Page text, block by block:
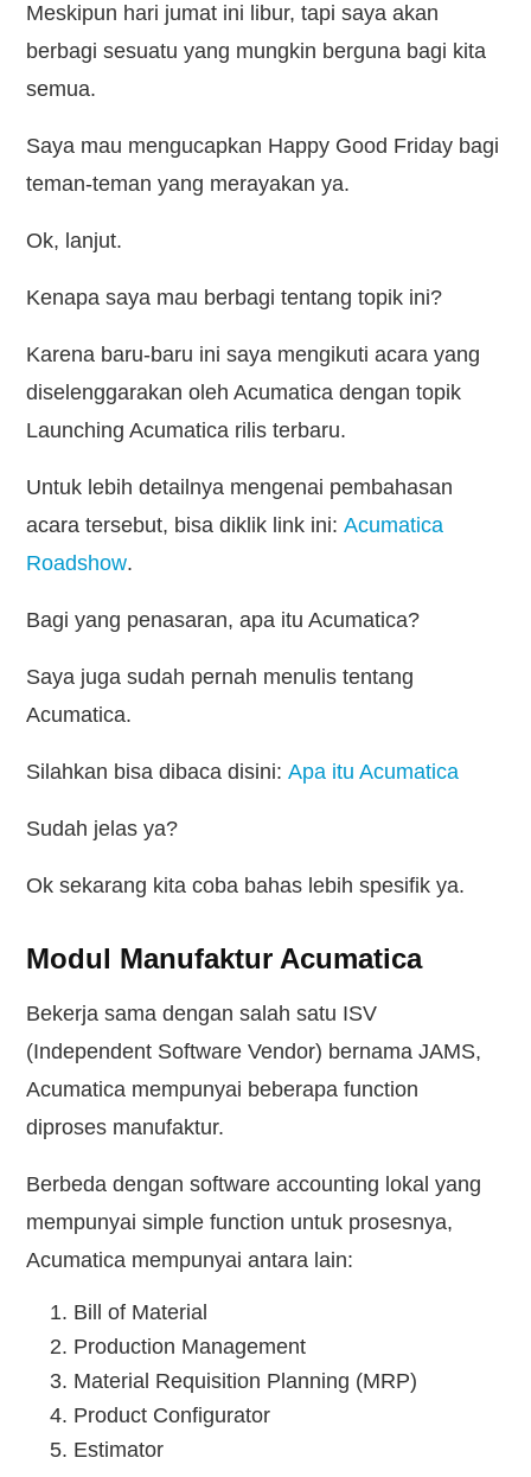
Meskipun hari jumat ini libur, tapi saya akan
berbagi sesuatu yang mungkin berguna bagi kita
semua.
Saya mau mengucapkan Happy Good Friday bagi
teman-teman yang merayakan ya.
Ok, lanjut.
Kenapa saya mau berbagi tentang topik ini?
Karena baru-baru ini saya mengikuti acara yang
diselenggarakan oleh Acumatica dengan topik
Launching Acumatica rilis terbaru.
Untuk lebih detailnya mengenai pembahasan
acara tersebut, bisa diklik link ini:Acumatica
Roadshow.
Bagi yang penasaran, apa itu Acumatica?
Saya juga sudah pernah menulis tentang
Acumatica.
Silahkan bisa dibaca disini:Apa itu Acumatica
Sudah jelas ya?
Ok sekarang kita coba bahas lebih spesifik ya.
Modul Manufaktur Acumatica
Bekerja sama dengan salah satu ISV
(Independent Software Vendor) bernama JAMS,
Acumatica mempunyai beberapa function
diproses manufaktur.
Berbeda dengan software accounting lokal yang
mempunyai simple function untuk prosesnya,
Acumatica mempunyai antara lain:
Bill of Material
Production Management
Material Requisition Planning (MRP)
Product Configurator
Estimator